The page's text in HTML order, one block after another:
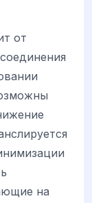
от
на